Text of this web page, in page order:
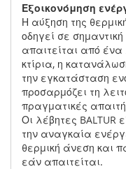
Εξοικονόμηση
Η αύξηση της
οδηγεί σε
απαιτείται από
κτίρια, η
την εγκατάσταση
προσαρµόζει τη
πραγµατικές
Οι λέβητες BALTUR
την αναγκαία
θερµική άνεση και
εάν απαιτείται.